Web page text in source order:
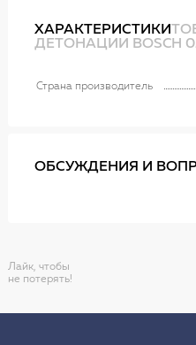
ХАРАКТЕРИСТИКИ
ДЕТОНАЦИИ BOSCH
Страна производитель
ОБСУЖДЕНИЯ И
Лайк, чтобы
не потерять!